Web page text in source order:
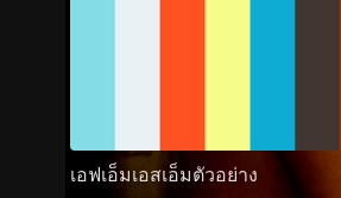
เอฟเอ็มเอสเอ็มตัวอย่าง